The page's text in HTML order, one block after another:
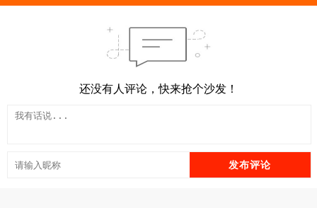
还没有人评论，快来抢个沙发！
发布评论